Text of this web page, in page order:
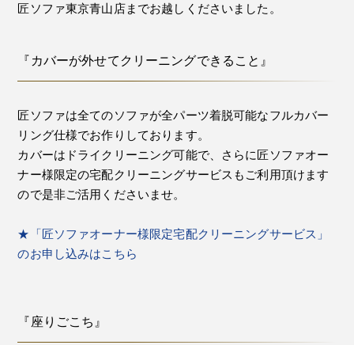
匠ソファ東京青山店までお越しくださいました。
『カバーが外せてクリーニングできること』
匠ソファは全てのソファが全パーツ着脱可能なフルカバー
リング仕様でお作りしております。
カバーはドライクリーニング可能で、さらに匠ソファオー
ナー様限定の宅配クリーニングサービスもご利用頂けます
ので是非ご活用くださいませ。
★「匠ソファオーナー様限定宅配クリーニングサービス」
のお申し込みはこちら
『座りごこち』